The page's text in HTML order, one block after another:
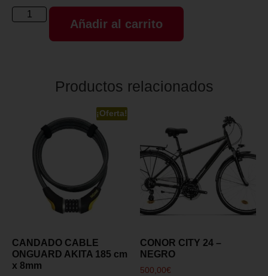
Añadir al carrito
Productos relacionados
¡Oferta!
CANDADO CABLE
ONGUARD AKITA 185 cm
x 8mm
CONOR CITY 24 –
NEGRO
500,00€